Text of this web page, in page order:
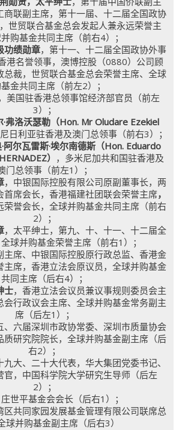
商联副主席，第十一届、十二届全国政协
世贸联合基金总会发起人兼永远荣誉主
购基金共同主席（前右4）；
功绩勋章，第十一、十二届全国政协外事
港名誉领事，澳博控股（0880）公司顾
总裁，世贸联合基金总会荣誉主席、全球
金共同主席（前左2）；
美国驻香港总领事馆经济部官员（前左
3）；
·弗洛沃瑟勒（Hon. Mr Oludare Ezekiel
日利亚驻香港及澳门总领事（前右3）；
阿尔瓦雷斯·埃尔南德斯（Hon. Eduardo
） ，多米尼加共和国驻香港及
门总领事（前左1）；
，中银国际控股有限公司原副董事长，两
首席会长，香港福建社团联会荣誉主席，
荣誉会长，全球并购基金共同主席（前右
2）；
，太平绅士，第九、十、十一、十二届全
球并购基金荣誉主席（前右1）；
主席、中银国际控股原行政总监、香港金
主席，香港立法会原议员，全球并购基金
共同主席（后右4）；
士，香港立法会议员兼议事规则委员会主
会行政议会主席、全球并购基金常务副主
席（后左1）；
、六届深圳市政协常委、深圳市质量协会
质研究院院长，全球并购基金副主席（后
右2）；
九大、二十大代表，华大集团党委书记、
官，中国科学院大学研究生导师（后左
2）；
世平基金会会长（后右1）；
区共同家园发展基金管理有限公司联席总
球并购基金副主席（后右3）